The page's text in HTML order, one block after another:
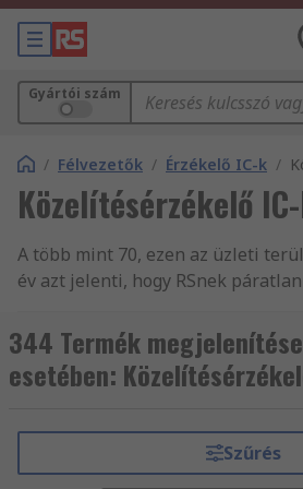
Gyártói szám
/ Félvezetők / Érzékelő IC-k /
Közelítésérzékelő
A több mint 70, ezen az üzleti
év azt jelenti, hogy RSnek
Közelítésérzékelő IC-k és
alkatrészekkel, illetve
ellátásában. Világszerte segítjük a
másÉrzékelő IC-k és kiegészítő
fogalmazásával, több mint 160
344 Termék
esetében:
Szűrés